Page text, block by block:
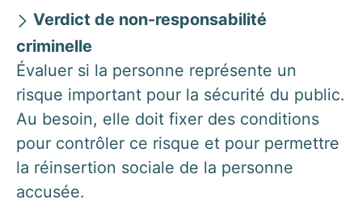
Verdict de non-responsabilité
criminelle
Évaluer si la personne représente un
risque important pour la sécurité du public.
Au besoin, elle doit fixer des conditions
pour contrôler ce risque et pour permettre
la réinsertion sociale de la personne
accusée.